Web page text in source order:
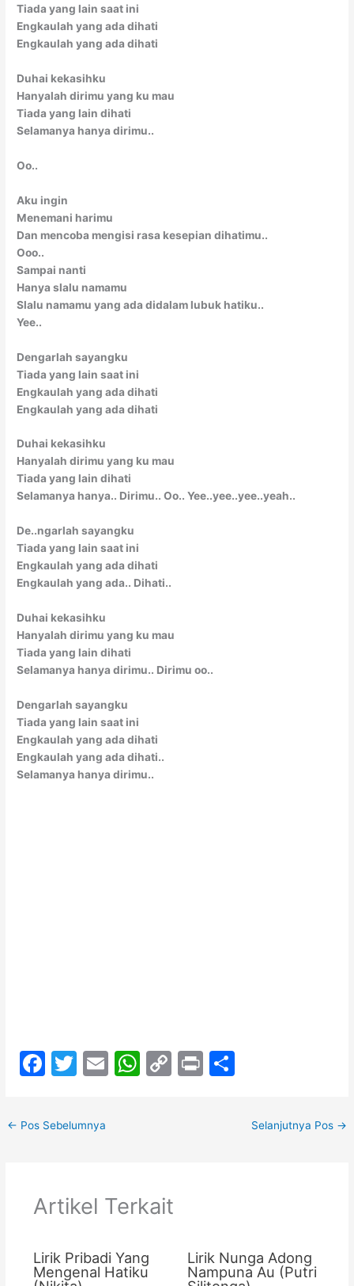
Tiada yang lain saat ini
Engkaulah yang ada dihati
Engkaulah yang ada dihati
Duhai kekasihku
Hanyalah dirimu yang ku mau
Tiada yang lain dihati
Selamanya hanya dirimu..
Oo..
Aku ingin
Menemani harimu
Dan mencoba mengisi rasa kesepian dihatimu..
Ooo..
Sampai nanti
Hanya slalu namamu
Slalu namamu yang ada didalam lubuk hatiku..
Yee..
Dengarlah sayangku
Tiada yang lain saat ini
Engkaulah yang ada dihati
Engkaulah yang ada dihati
Duhai kekasihku
Hanyalah dirimu yang ku mau
Tiada yang lain dihati
Selamanya hanya.. Dirimu.. Oo.. Yee..yee..yee..yeah..
De..ngarlah sayangku
Tiada yang lain saat ini
Engkaulah yang ada dihati
Engkaulah yang ada.. Dihati..
Duhai kekasihku
Hanyalah dirimu yang ku mau
Tiada yang lain dihati
Selamanya hanya dirimu.. Dirimu oo..
Dengarlah sayangku
Tiada yang lain saat ini
Engkaulah yang ada dihati
Engkaulah yang ada dihati..
Selamanya hanya dirimu..
F
c
e
o
T
er
E
W
p
p
C
k
Pr
ar
← Pos Sebelumnya Selanjutnya Pos →
Artikel Terkait
Lirik Pribadi Yang
Mengenal Hatiku
Lirik Nunga Adong
Nampuna Au (Putri